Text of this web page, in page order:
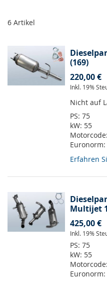
6 Artikel
(169)
220,00 €
Inkl. 19%
Nicht auf
PS: 75
kW: 55
Motorcode:
Euronorm:
Erfahren
Multijet
425,00 €
Inkl. 19%
PS: 75
kW: 55
Motorcode:
Euronorm: